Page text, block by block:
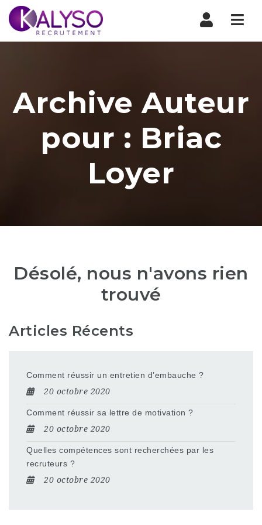
Archive Auteur
pour : Briac
Loyer
Désolé, nous n'avons rien
trouvé
Articles Récents
Comment réussir un entretien d’embauche ?
20 octobre 2020
Comment réussir sa lettre de motivation ?
20 octobre 2020
Quelles compétences sont recherchées par les
recruteurs ?
20 octobre 2020